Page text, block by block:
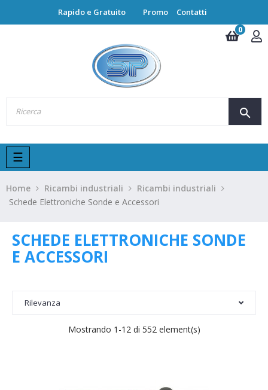
Rapido e Gratuito Promo Contatti
search
0
navigazione
Toggle
☰
Home Ricambi industriali
Ricambi industriali
Schede Elettroniche Sonde e Accessori
SCHEDE ELETTRONICHE SONDE
E ACCESSORI
Rilevanza
Mostrando 1-12 di 552 element(s)